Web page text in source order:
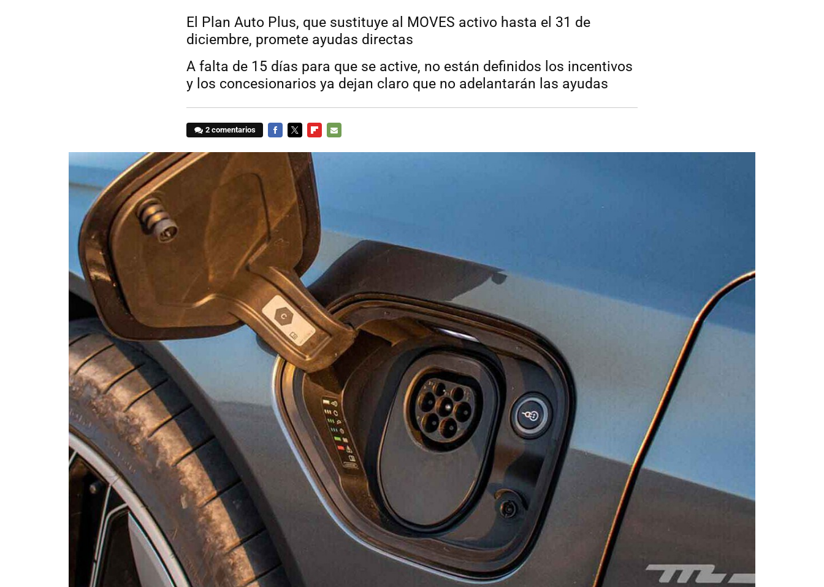
El Plan Auto Plus, que sustituye al MOVES activo hasta el 31 de
diciembre, promete ayudas directas
A falta de 15 días para que se active, no están definidos los incentivos
y los concesionarios ya dejan claro que no adelantarán las ayudas
2 comentarios